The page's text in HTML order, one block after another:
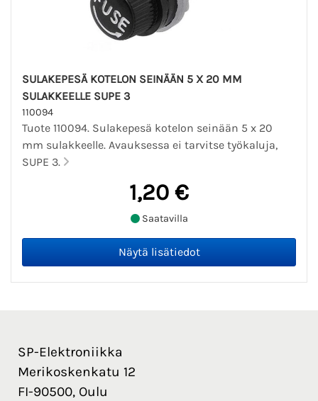
SULAKEPESÄ KOTELON SEINÄÄN 5 X 20 MM
SULAKKEELLE SUPE 3
110094
Tuote 110094. Sulakepesä kotelon seinään 5 x 20
mm sulakkeelle. Avauksessa ei tarvitse työkaluja,
SUPE 3.
1,20 €
Saatavilla
SP-Elektroniikka
Merikoskenkatu 12
FI-90500, Oulu